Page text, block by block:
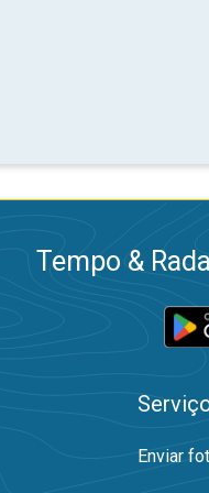
Tempo &
Enviar